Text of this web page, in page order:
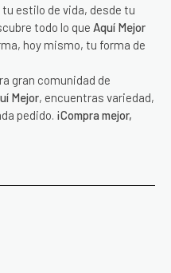
estilo de vida, desde tu
todo lo que Aquí Mejor
hoy mismo, tu forma de
gran comunidad de
Mejor, encuentras variedad,
pedido. ¡Compra mejor,